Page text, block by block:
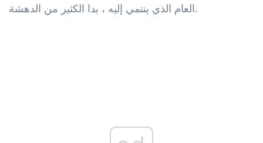
العام الذي ينتمي إليه ، بدا الكثير من الدهشة.